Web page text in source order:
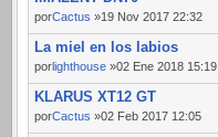
porCactus »19 Nov 2017 22:32
La miel en los labios
porlighthouse »02 Ene 2018 15:19
KLARUS XT12 GT
porCactus »02 Feb 2017 12:05